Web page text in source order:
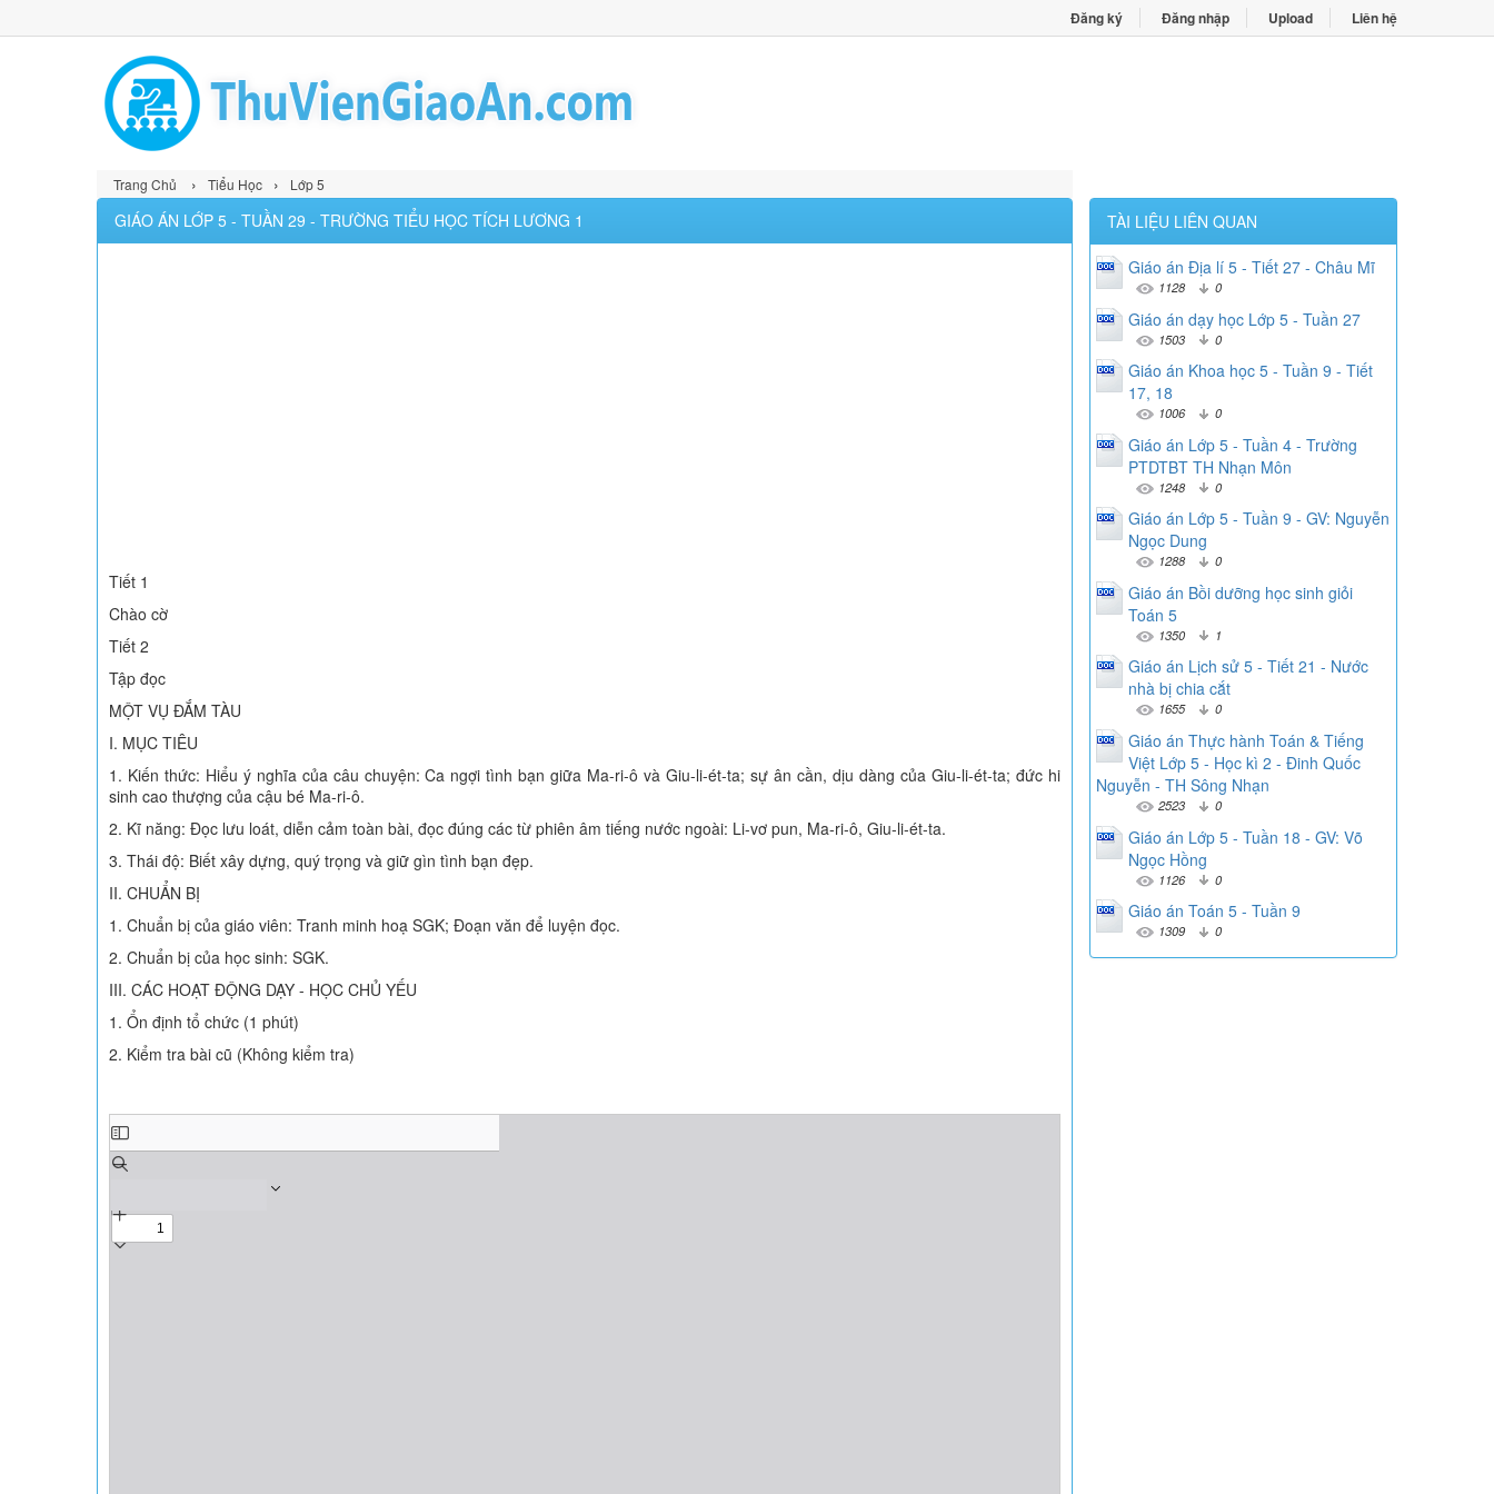
Đăng ký Đăng nhập Upload Liên hệ
Trang Chủ › Tiểu Học › Lớp 5
GIÁO ÁN LỚP 5 - TUẦN 29 - TRƯỜNG TIỂU HỌC TÍCH LƯƠNG 1
Tiết 1
Chào cờ
Tiết 2
Tập đọc
MỘT VỤ ĐẮM TÀU
I. MỤC TIÊU
1. Kiến thức: Hiểu ý nghĩa của câu chuyện: Ca ngợi tình bạn giữa Ma-ri-ô và Giu-li-ét-ta; sự ân cần, dịu dàng của Giu-li-ét-ta; đức hi
sinh cao thượng của cậu bé Ma-ri-ô.
2. Kĩ năng: Đọc lưu loát, diễn cảm toàn bài, đọc đúng các từ phiên âm tiếng nước ngoài: Li-vơ pun, Ma-ri-ô, Giu-li-ét-ta.
3. Thái độ: Biết xây dựng, quý trọng và giữ gìn tình bạn đẹp.
II. CHUẨN BỊ
1. Chuẩn bị của giáo viên: Tranh minh hoạ SGK; Đoạn văn để luyện đọc.
2. Chuẩn bị của học sinh: SGK.
III. CÁC HOẠT ĐỘNG DẠY - HỌC CHỦ YẾU
1. Ổn định tổ chức (1 phút)
2. Kiểm tra bài cũ (Không kiểm tra)
TÀI LIỆU LIÊN QUAN
Giáo án Địa lí 5 - Tiết 27 - Châu Mĩ
1128 0
Giáo án dạy học Lớp 5 - Tuần 27
1503 0
Giáo án Khoa học 5 - Tuần 9 - Tiết
17, 18
1006 0
Giáo án Lớp 5 - Tuần 4 - Trường
PTDTBT TH Nhạn Môn
1248 0
Giáo án Lớp 5 - Tuần 9 - GV: Nguyễn
Ngọc Dung
1288 0
Giáo án Bồi dưỡng học sinh giỏi
Toán 5
1350 1
Giáo án Lịch sử 5 - Tiết 21 - Nước
nhà bị chia cắt
1655 0
Giáo án Thực hành Toán & Tiếng
Việt Lớp 5 - Học kì 2 - Đinh Quốc
Nguyễn - TH Sông Nhạn
2523 0
Giáo án Lớp 5 - Tuần 18 - GV: Võ
Ngọc Hồng
1126 0
Giáo án Toán 5 - Tuần 9
1309 0